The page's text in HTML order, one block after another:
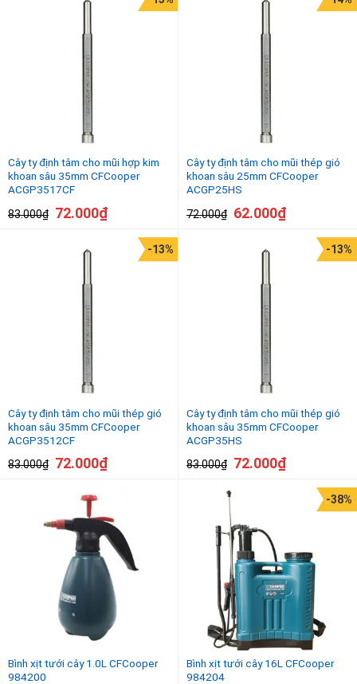
Cây ty định tâm cho mũi hợp kim
khoan sâu 35mm CFCooper
ACGP3517CF
83.000₫ 72.000₫
Cây ty định tâm cho mũi thép gió
khoan sâu 25mm CFCooper
ACGP25HS
72.000₫ 62.000₫
Cây ty định tâm cho mũi thép gió
khoan sâu 35mm CFCooper
ACGP3512CF
83.000₫
-13%
72.000₫
Cây ty định tâm cho mũi thép gió
khoan sâu 35mm CFCooper
ACGP35HS
83.000₫
-13%
72.000₫
Bình xịt tưới cây 1.0L CFCooper
984200
Bình xịt tưới cây 16L CFCooper
984204
-38%